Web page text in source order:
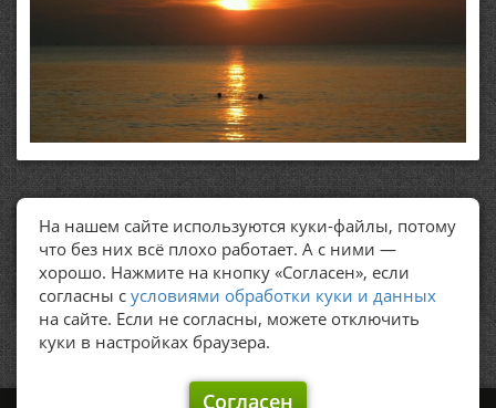
ПОЛЕЗНЫЕ ССЫЛКИ
Политика обработки персональных данных
На нашем сайте используются куки-файлы, потому
что без них всё плохо работает. А с ними —
хорошо. Нажмите на кнопку «Согласен», если
согласны с условиями обработки куки и данных
на сайте. Если не согласны, можете отключить
куки в настройках браузера.
Согласен